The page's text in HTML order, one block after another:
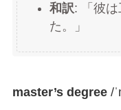
和訳: 「彼
た。」
master’s degree/